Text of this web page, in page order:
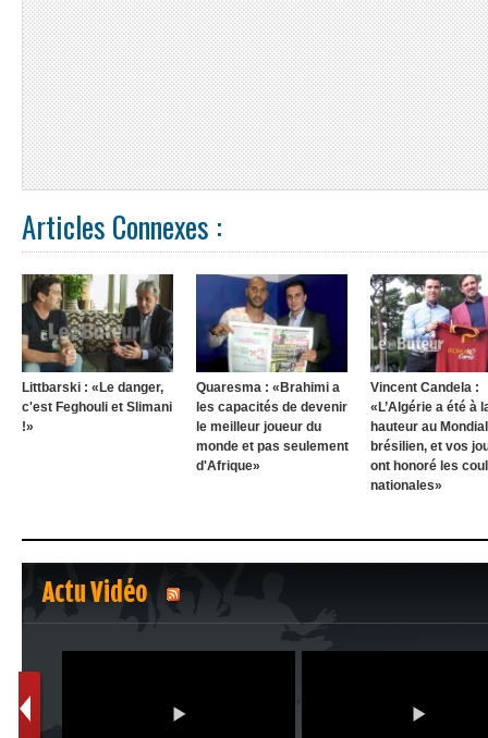
Articles Connexes :
Littbarski : «Le danger,
c'est Feghouli et Slimani
!»
Quaresma : «Brahimi a
les capacités de devenir
le meilleur joueur du
monde et pas seulement
d'Afrique»
Vincent Candela :
«L’Algérie a été à
hauteur au Mondial
brésilien, et vos
ont honoré les
nationales»
Actu Vidéo
1 2